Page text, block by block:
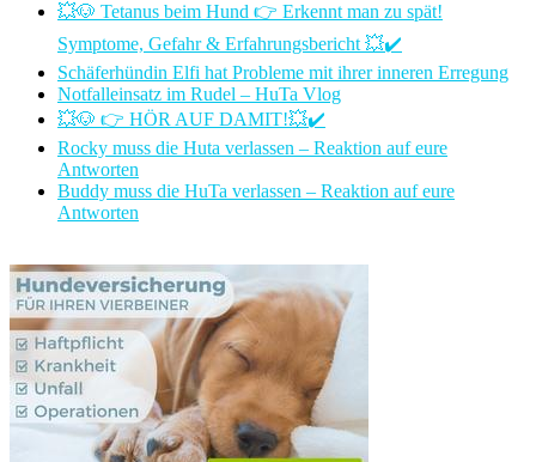
💥🐶 Tetanus beim Hund 👉 Erkennt man zu spät!
Symptome, Gefahr & Erfahrungsbericht 💥✔️
Schäferhündin Elfi hat Probleme mit ihrer inneren Erregung
Notfalleinsatz im Rudel – HuTa Vlog
💥🐶 👉 HÖR AUF DAMIT!💥✔️
Rocky muss die Huta verlassen – Reaktion auf eure
Antworten
Buddy muss die HuTa verlassen – Reaktion auf eure
Antworten